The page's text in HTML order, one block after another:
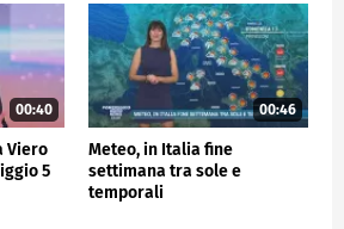
00:40
Viero
5
00:46
Meteo, in Italia fine
settimana tra sole e
temporali